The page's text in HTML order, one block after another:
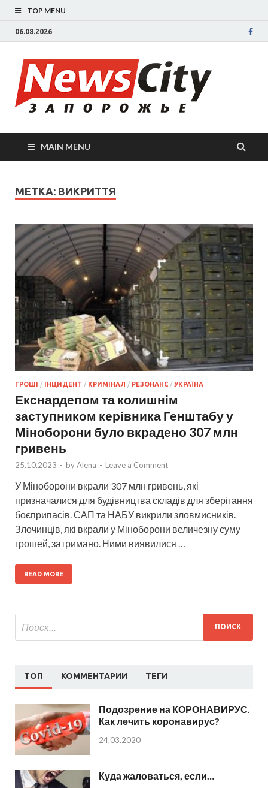
TOP MENU
06.08.2026
MAIN MENU
МЕТКА: ВИКРИТТЯ
ГРОШІ / ІНЦИДЕНТ / КРИМІНАЛ / РЕЗОНАНС / УКРАЇНА
Екснардепом та колишнім
заступником керівника Генштабу у
Міноборони було вкрадено 307 млн
гривень
25.10.2023 - byAlena - Leave a Comment
У Міноборони вкрали 307 млн гривень, які
призначалися для будівництва складів для зберігання
боєприпасів. САП та НАБУ викрили зловмисників.
Злочинців, які вкрали у Міноборони величезну суму
грошей, затримано. Ними виявилися …
READ MORE
ТОП КОММЕНТАРИИ ТЕГИ
Подозрение на КОРОНАВИРУС.
Как лечить коронавирус?
24.03.2020
Куда жаловаться, если…